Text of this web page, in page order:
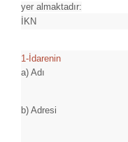
yer almaktadır:
İKN
1-İdarenin
a) Adı
b) Adresi